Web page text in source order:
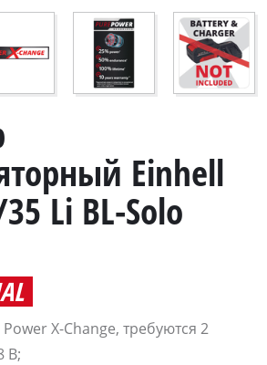
Einhell
Li BL-Solo
X-Change, требуются 2
В;